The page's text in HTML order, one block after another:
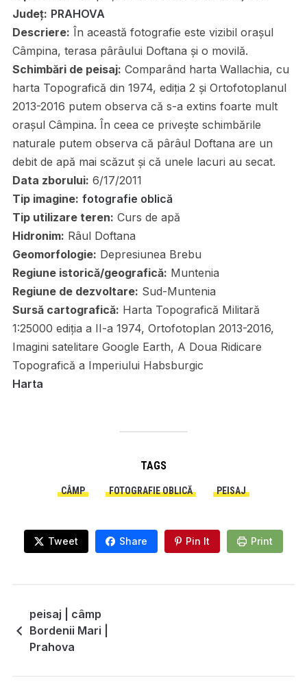
Județ: PRAHOVA
Descriere: În această fotografie este vizibil orașul
Câmpina, terasa pârâului Doftana și o movilă.
Schimbări de peisaj: Comparând harta Wallachia, cu
harta Topografică din 1974, ediția 2 și Ortofotoplanul
2013-2016 putem observa că s-a extins foarte mult
orașul Câmpina. În ceea ce privește schimbările
naturale putem observa că pârâul Doftana are un
debit de apă mai scăzut și că unele lacuri au secat.
Data zborului: 6/17/2011
Tip imagine: fotografie oblică
Tip utilizare teren: Curs de apă
Hidronim: Râul Doftana
Geomorfologie: Depresiunea Brebu
Regiune istorică/geografică: Muntenia
Regiune de dezvoltare: Sud-Muntenia
Sursă cartografică: Harta Topografică Militară
1:25000 ediția a II-a 1974, Ortofotoplan 2013-2016,
Imagini satelitare Google Earth, A Doua Ridicare
Topografică a Imperiului Habsburgic
Harta
TAGS
CÂMP FOTOGRAFIE OBLICĂ PEISAJ
Tweet Share Pin It Print
peisaj | câmp
Bordenii Mari |
Prahova